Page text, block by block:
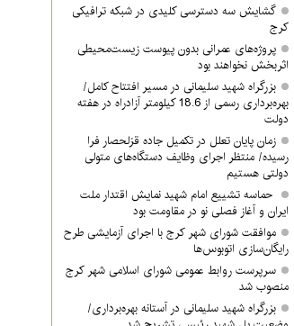
گشایش سه دسترسی کلیدی در شبکه ترافیکی
کرج
پروژه‌های عمرانی بدون پیوست زیست‌محیطی
اثربخش نخواهند بود
بزرگراه شهید سلیمانی در مسیر افتتاح کامل/
بهره‌برداری رسمی از 18.6 کیلومتر آزادراه در هفته
دولت
زمان پایان تعلل در تکمیل جاده قزلحصار فرا
رسیده/ منتظر اجرای وظایف دستگاه‌های متولی
دولتی هستیم
حماسه تشییع امام شهید نمایش اقتدار ملت
ایران و آغاز فصلی نو در مقاومت بود
موافقت شورای شهر کرج با اجرای آزمایشی طرح
رایگان‌سازی اتوبوس‌ها
سرپرست روابط عمومی شورای اسلامی شهر کرج
منصوب شد
بزرگراه شهید سلیمانی در آستانه بهره‌برداری/